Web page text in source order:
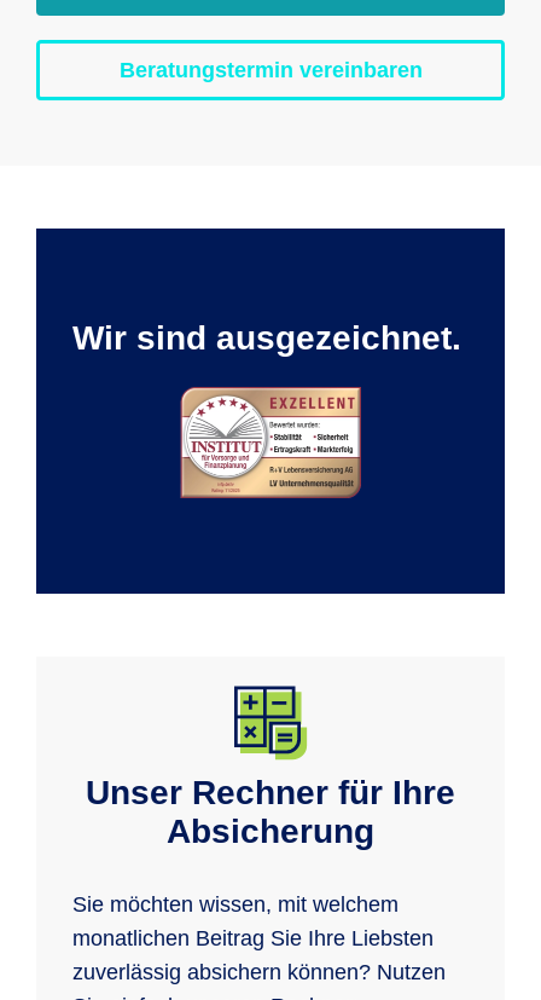
Beratungstermin vereinbaren
Wir sind ausgezeichnet.
Unser Rechner für Ihre
Absicherung
Sie möchten wissen, mit welchem
monatlichen Beitrag Sie Ihre Liebsten
zuverlässig absichern können? Nutzen